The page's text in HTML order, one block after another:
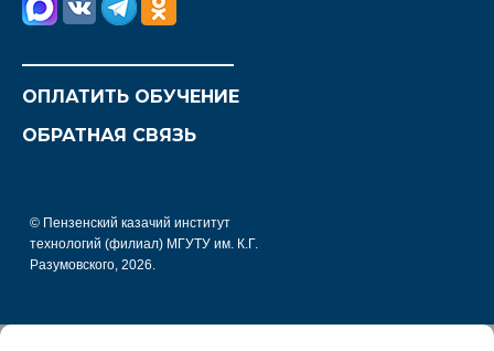
ОПЛАТИТЬ ОБУЧЕНИЕ
ОБРАТНАЯ СВЯЗЬ
© Пензенский казачий институт
технологий (филиал) МГУТУ им. К.Г.
Разумовского, 2026.